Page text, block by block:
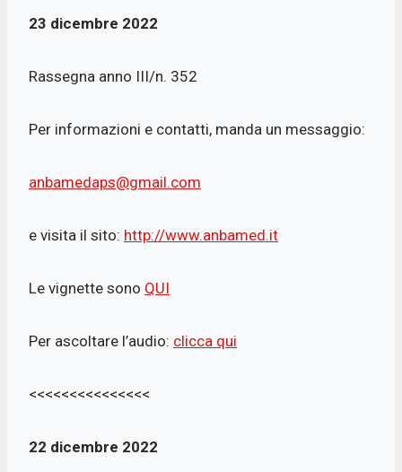
23 dicembre 2022
Rassegna anno III/n. 352
Per informazioni e contatti, manda un messaggio:
anbamedaps@gmail.com
e visita il sito: http://www.anbamed.it
Le vignette sono QUI
Per ascoltare l’audio: clicca qui
<<<<<<<<<<<<<<<
22 dicembre 2022